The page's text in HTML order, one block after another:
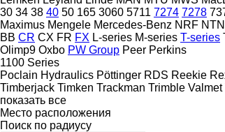
30 34 38 40 50 165 3060 5711 7274 7278
Maximus Mengele Mercedes-Benz NRF NTN
BB CR CX FR FX L-series M-series T-series
Olimp9 Oxbo PW Group Peer Perkins
1100 Series
Poclain Hydraulics Pöttinger RDS Reekie
Timberjack Timken Trackman Trimble Valmet
показать все
Место расположения
Поиск по радиусу